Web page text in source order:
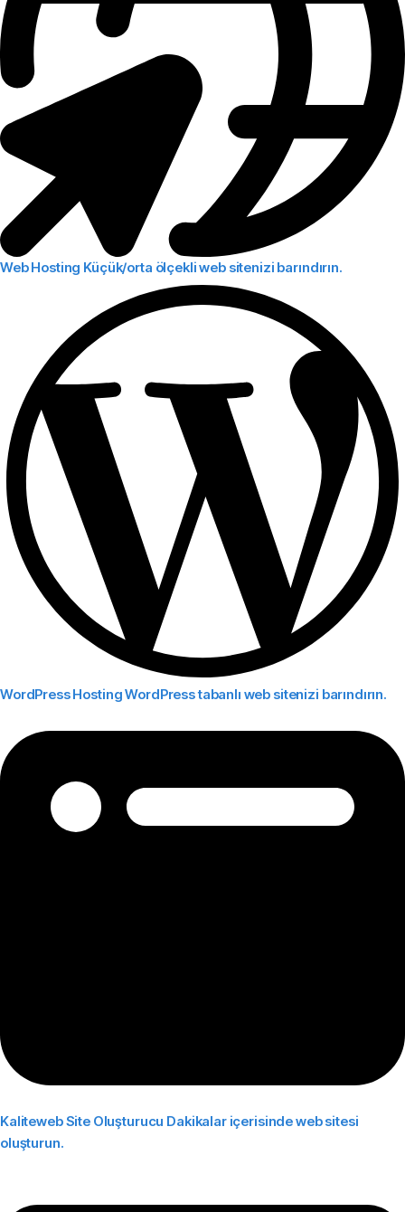
Web Hosting Küçük/orta ölçekli web sitenizi barındırın.
WordPress HostingWordPress tabanlı web sitenizi barındırın.
Kaliteweb Site Oluşturucu Dakikalar içerisinde web sitesi
oluşturun.